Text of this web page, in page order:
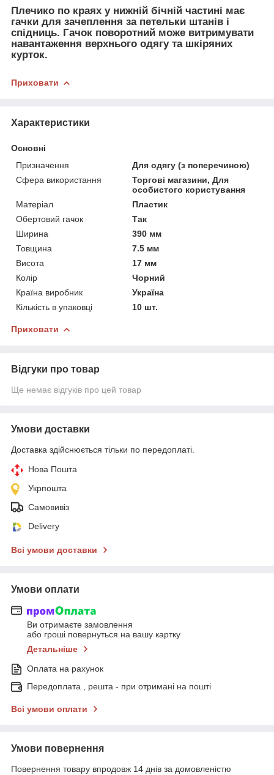
Плечико по краях у нижній бічній частині має
гачки для зачеплення за петельки штанів і
спідниць. Гачок поворотний може витримувати
навантаження верхнього одягу та шкіряних
курток.
Приховати
Характеристики
Основні
Призначення
Для одягу (з поперечиною)
Сфера використання
Торгові магазини, Для
особистого користування
Матеріал
Пластик
Обертовий гачок
Так
Ширина
390 мм
Товщина
7.5 мм
Висота
17 мм
Колір
Чорний
Країна виробник
Україна
Кількість в упаковці
10 шт.
Приховати
Відгуки про товар
Ще немає відгуків про цей товар
Умови доставки
Доставка здійснюється тільки по передоплаті.
Нова Пошта
Укрпошта
Самовивіз
Delivery
Всі умови доставки
Умови оплати
Ви отримаєте замовлення
або гроші повернуться на вашу картку
Детальніше
Оплата на рахунок
Передоплата , решта - при отримані на пошті
Всі умови оплати
Умови повернення
Повернення товару впродовж 14 днів за домовленістю